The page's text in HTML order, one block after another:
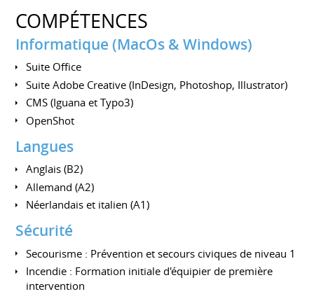
COMPÉTENCES
Informatique (MacOs & Windows)
Suite Office
Suite Adobe Creative (InDesign, Photoshop, Illustrator)
CMS (Iguana et Typo3)
OpenShot
Langues
Anglais (B2)
Allemand (A2)
Néerlandais et italien (A1)
Sécurité
Secourisme : Prévention et secours civiques de niveau 1
Incendie : Formation initiale d'équipier de première
intervention